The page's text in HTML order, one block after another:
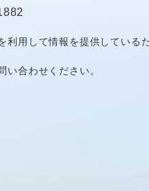
利用して情報を提供している
い合わせください。